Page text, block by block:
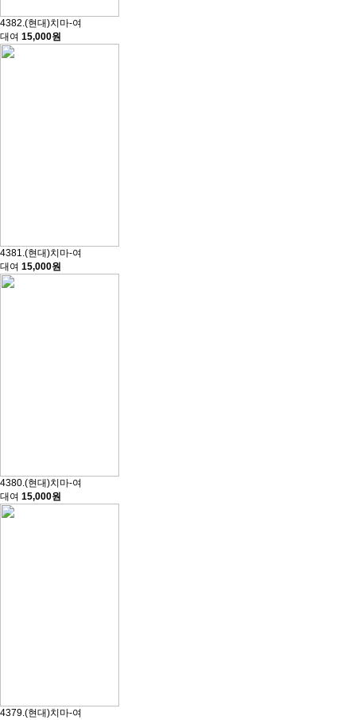
4382.(현대)치마-여
대여 15,000원
4381.(현대)치마-여
대여 15,000원
4380.(현대)치마-여
대여 15,000원
4379.(현대)치마-여